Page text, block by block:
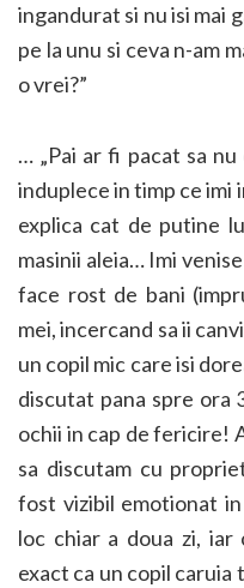
ingandurat si nu isi mai
pe la unu si ceva n-am
o vrei?”
… „Pai ar fi pacat sa nu
induplece in timp ce imi
explica cat de putine
masinii aleia… Imi
face rost de bani
mei, incercand sa ii
un copil mic care isi
discutat pana spre ora
ochii in cap de fericire!
sa discutam cu
fost vizibil emotionat
loc chiar a doua zi, iar
exact ca un copil caruia